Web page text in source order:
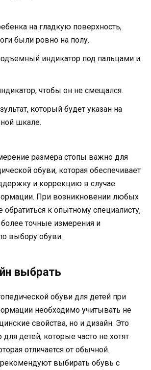
на гладкую поверхность,
были ровно на полу.
индикатор под пальцами и
чтобы он не смещался.
который будет указан на
шкале.
размера стопы важно для
обуви, которая обеспечивает
и коррекцию в случае
При возникновении любых
к опытному специалисту,
точные измерения и
выбору обуви.
выбрать
обуви для детей при
необходимо учитывать не
свойства, но и дизайн. Это
детей, которые часто не хотят
отличается от обычной.
выбирать обувь с